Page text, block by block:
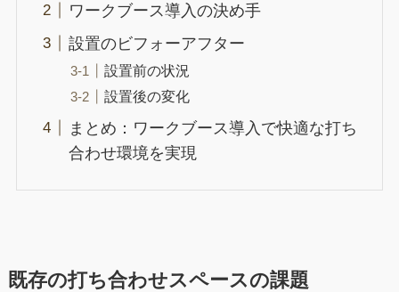
ワークブース導入の決め手
設置のビフォーアフター
設置前の状況
設置後の変化
まとめ：ワークブース導入で快適な打ち
合わせ環境を実現
既存の打ち合わせスペースの課題